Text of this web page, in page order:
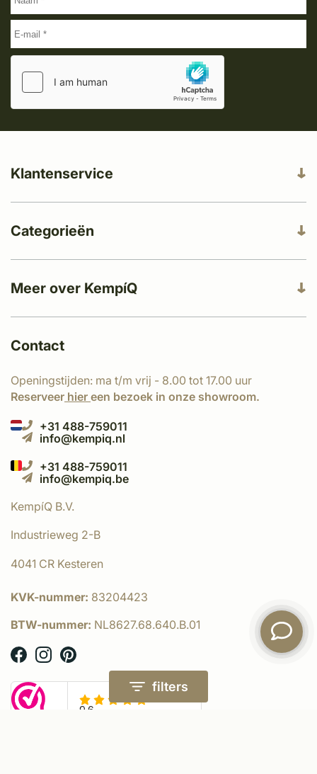
filters
Meer over KempíQ
Klantenservice
Categorieën
Contact
Openingstijden: ma t/m vrij - 8.00 tot 17.00 uur
Reserveer hier een bezoek in onze showroom.
+31 488-759011
info@kempiq.nl
+31 488-759011
info@kempiq.be
KempíQ B.V.
Industrieweg 2-B
4041 CR Kesteren
KVK-nummer: 83204423
BTW-nummer: NL8627.68.640.B.01